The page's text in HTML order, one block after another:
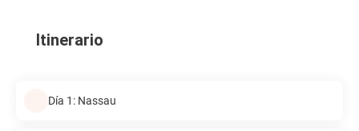
Itinerario
Día 1: Nassau